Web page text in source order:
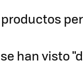
han visto